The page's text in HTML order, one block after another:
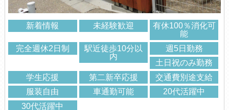
新着情報 未経験歓迎
有休100％消化可
能
完全週休2日制
駅近徒歩10分以
内
週5日勤務
土日祝のみ勤務
学生応援
第二新卒応援
交通費別途支給
服装自由
車通勤可能
20代活躍中
30代活躍中